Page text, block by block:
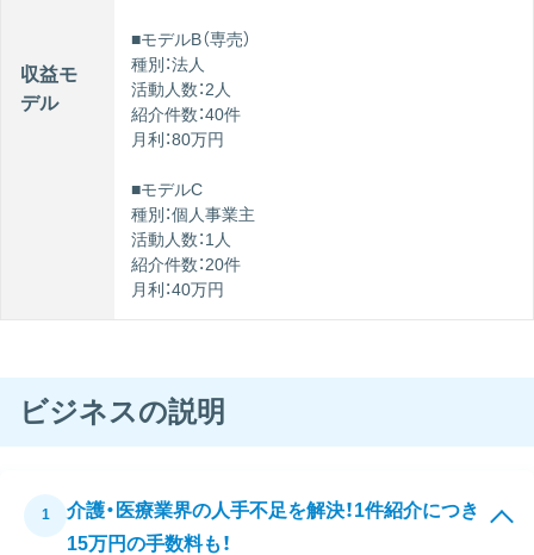
収益モ
デル
■モデルB（専売）
種別：法人
活動人数：2人
紹介件数：40件
月利：80万円
■モデルC
種別：個人事業主
活動人数：1人
紹介件数：20件
月利：40万円
ビジネスの説明
1
介護・医療業界の人手不足を解決！1件紹介につき
15万円の手数料も！